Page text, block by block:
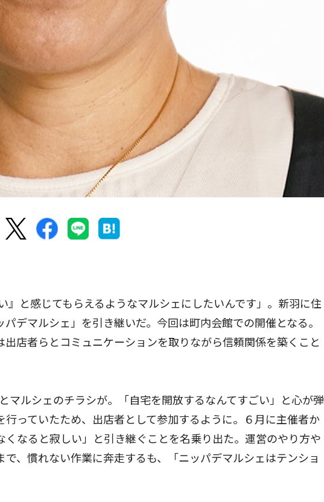
と感じてもらえるようなマルシェにしたいんです」。新羽に住
デマルシェ」を引き継いだ。今回は町内会館での開催となる。
店者らとコミュニケーションを取りながら信頼関係を築くこと
ルシェのチラシが。「自宅を開放するなんてすごい」と心が弾
っていたため、出店者として参加するように。６月に主催者か
くなると寂しい」と引き継ぐことを名乗り出た。運営のやり方や
、慣れない作業に奔走するも、「ニッパデマルシェはテンショ